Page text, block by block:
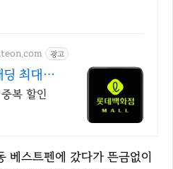
광고
최대
복 할인
베스트펜에 갔다가 뜬금없이